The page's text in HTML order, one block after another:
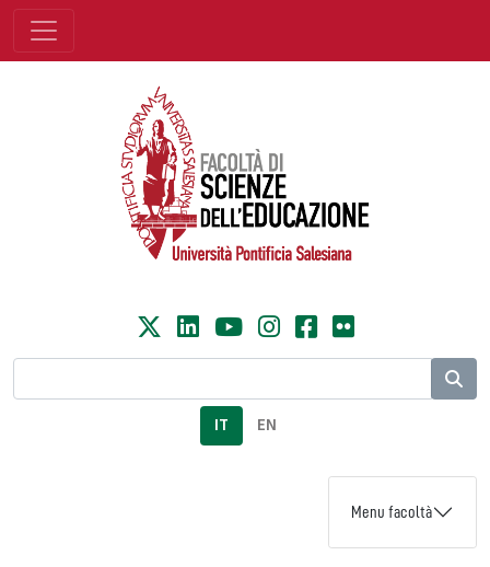
IT EN
Menu facoltà